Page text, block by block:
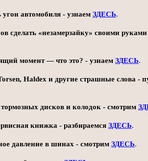
автомобиля - узнаем ЗДЕСЬ.
сделать «незамерзайку» своими
момент — что это? - узнаем ЗДЕСЬ.
Haldex и другие страшные слова -
дисков и колодок - смотрим
книжка - разбираемся ЗДЕСЬ.
давление в шинах - смотрим ЗДЕСЬ.